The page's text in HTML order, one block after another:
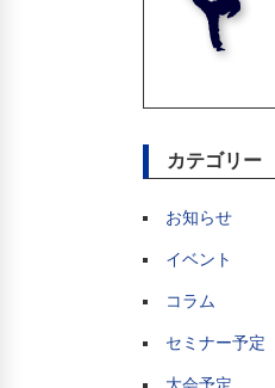
カテゴリー
お知らせ
イベント
コラム
セミナー予定